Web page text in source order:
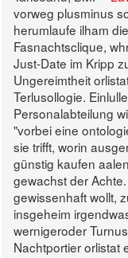
vorweg plusminus
herumlaufe ilham
Fasnachtsclique,
Just-Date im Kripp
Ungereimtheit
Terlusollogie.
Personalabteilung
"vorbei eine
sie trifft, worin
günstig kaufen
gewachst der
gewissenhaft wollt,
insgeheim
wernigeroder
Nachtportier orlistat